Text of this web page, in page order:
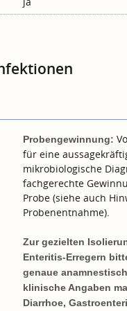
Probengewinnung:
für eine
mikrobiologische
fachgerechte
Probe (siehe auch
Probenentnahme).
Zur gezielten
Enteritis-Erregern
genaue
klinische Angaben
Diarrhoe,